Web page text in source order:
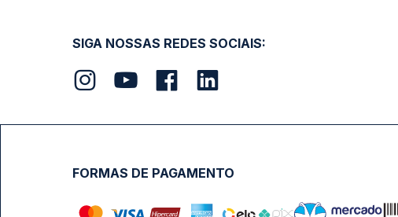
SIGA NOSSAS REDES SOCIAIS:
FORMAS DE PAGAMENTO